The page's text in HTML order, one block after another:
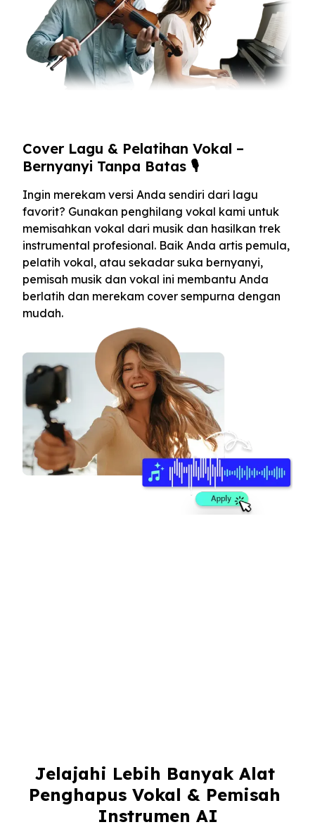
Cover Lagu & Pelatihan Vokal –
Bernyanyi Tanpa Batas 🎙️
Ingin merekam versi Anda sendiri dari lagu
favorit? Gunakan penghilang vokal kami untuk
memisahkan vokal dari musik dan hasilkan trek
instrumental profesional. Baik Anda artis pemula,
pelatih vokal, atau sekadar suka bernyanyi,
pemisah musik dan vokal ini membantu Anda
berlatih dan merekam cover sempurna dengan
mudah.
Jelajahi Lebih Banyak Alat
Penghapus Vokal & Pemisah
Instrumen AI